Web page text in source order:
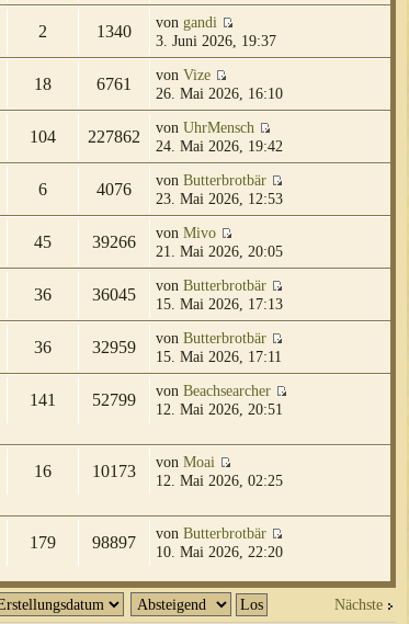
2 1340 von gandi
3. Juni 2026, 19:37
18 6761 von Vize
26. Mai 2026, 16:10
104 227862 von UhrMensch
24. Mai 2026, 19:42
6 4076 von Butterbrotbär
23. Mai 2026, 12:53
45 39266 von Mivo
21. Mai 2026, 20:05
36 36045 von Butterbrotbär
15. Mai 2026, 17:13
36 32959 von Butterbrotbär
15. Mai 2026, 17:11
141 52799 von Beachsearcher
12. Mai 2026, 20:51
16 10173 von Moai
12. Mai 2026, 02:25
179 98897 von Butterbrotbär
10. Mai 2026, 22:20
Nächste